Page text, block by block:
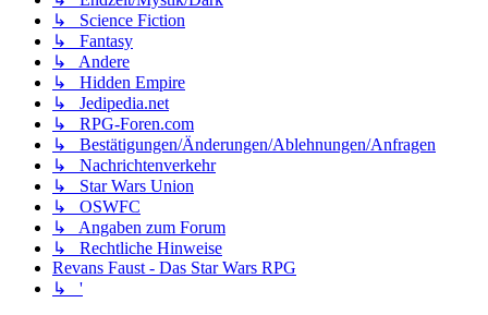
↳ Science Fiction
↳ Fantasy
↳ Andere
↳ Hidden Empire
↳ Jedipedia.net
↳ RPG-Foren.com
↳ Bestätigungen/Änderungen/Ablehnungen/Anfragen
↳ Nachrichtenverkehr
↳ Star Wars Union
↳ OSWFC
↳ Angaben zum Forum
↳ Rechtliche Hinweise
Revans Faust - Das Star Wars RPG
↳ '